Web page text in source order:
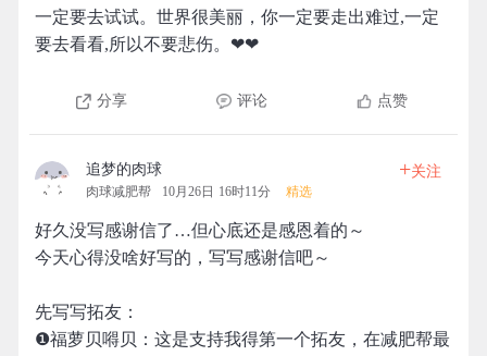
一定要去试试。世界很美丽，你一定要走出难过,一定
要去看看,所以不要悲伤。❤❤
分享 评论 点赞
追梦的肉球
肉球减肥帮 10月26日 16时11分 精选
+关注
好久没写感谢信了…但心底还是感恩着的～
今天心得没啥好写的，写写感谢信吧～
先写写拓友：
❶福萝贝嘚贝：这是支持我得第一个拓友，在减肥帮最